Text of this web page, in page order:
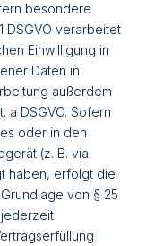
besondere
DSGVO verarbeitet
Einwilligung in
Daten in
außerdem
a DSGVO. Sofern
oder in den
(z. B. via
haben, erfolgt die
von § 25
jederzeit